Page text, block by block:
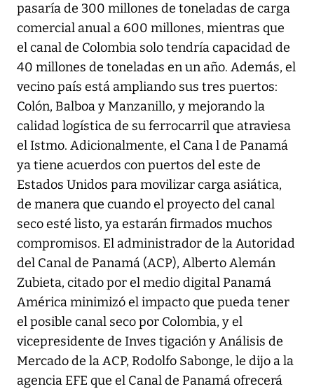
pasaría de 300 millones de toneladas de carga
comercial anual a 600 millones, mientras que
el canal de Colombia solo tendría capacidad de
40 millones de toneladas en un año. Además, el
vecino país está ampliando sus tres puertos:
Colón, Balboa y Manzanillo, y mejorando la
calidad logística de su ferrocarril que atraviesa
el Istmo. Adicionalmente, el Cana l de Panamá
ya tiene acuerdos con puertos del este de
Estados Unidos para movilizar carga asiática,
de manera que cuando el proyecto del canal
seco esté listo, ya estarán firmados muchos
compromisos. El administrador de la Autoridad
del Canal de Panamá (ACP), Alberto Alemán
Zubieta, citado por el medio digital Panamá
América minimizó el impacto que pueda tener
el posible canal seco por Colombia, y el
vicepresidente de Inves tigación y Análisis de
Mercado de la ACP, Rodolfo Sabonge, le dijo a la
agencia EFE que el Canal de Panamá ofrecerá